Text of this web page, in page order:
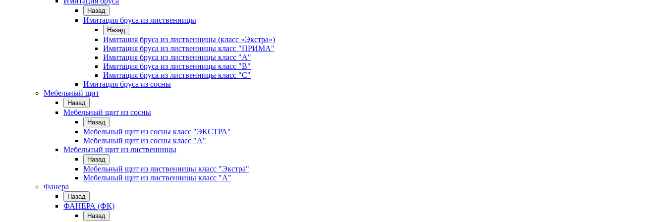
Назад
Имитация бруса из лиственницы
Назад
Имитация бруса из лиственницы (класс «Экстра»)
Имитация бруса из лиственницы класс "ПРИМА"
Имитация бруса из лиственницы класс "А"
Имитация бруса из лиственницы класс "B"
Имитация бруса из лиственницы класс "C"
Имитация бруса из сосны
Мебельный щит
Назад
Мебельный щит из сосны
Назад
Мебельный щит из сосны класс "ЭКСТРА"
Мебельный щит из сосны класс "А"
Мебельный щит из лиственницы
Назад
Мебельный щит из лиственницы класс "Экстра"
Мебельный щит из лиственницы класс "А"
Фанера
Назад
ФАНЕРА (ФК)
Назад